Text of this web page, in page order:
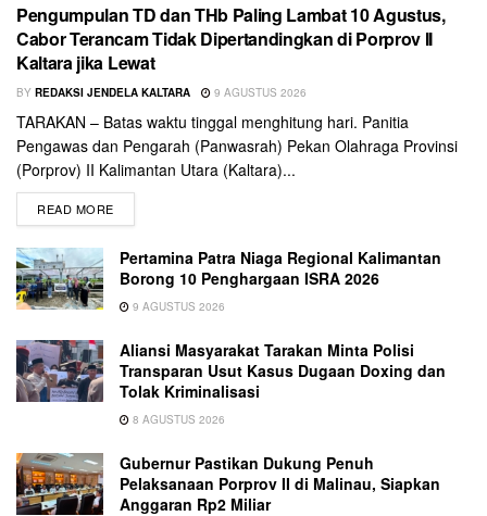
Pengumpulan TD dan THb Paling Lambat 10 Agustus,
Cabor Terancam Tidak Dipertandingkan di Porprov II
Kaltara jika Lewat
BY REDAKSI JENDELA KALTARA 9 AGUSTUS 2026
TARAKAN – Batas waktu tinggal menghitung hari. Panitia
Pengawas dan Pengarah (Panwasrah) Pekan Olahraga Provinsi
(Porprov) II Kalimantan Utara (Kaltara)...
READ MORE
Pertamina Patra Niaga Regional Kalimantan
Borong 10 Penghargaan ISRA 2026
9 AGUSTUS 2026
Aliansi Masyarakat Tarakan Minta Polisi
Transparan Usut Kasus Dugaan Doxing dan
Tolak Kriminalisasi
8 AGUSTUS 2026
Gubernur Pastikan Dukung Penuh
Pelaksanaan Porprov II di Malinau, Siapkan
Anggaran Rp2 Miliar